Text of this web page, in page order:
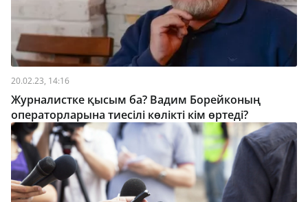
20.02.23, 14:16
Журналистке қысым ба? Вадим Борейконың
операторларына тиесілі көлікті кім өртеді?